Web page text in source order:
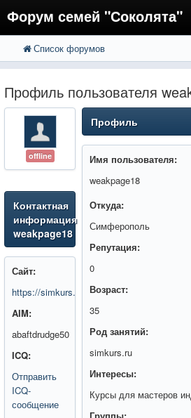
Форум семей "Соколята"
FAQ
Регистрация
Вход
Список форумов
Профиль пользователя
offline
Контактная
информация
weakpage18
Сайт:
https://simkurs.ru/
AIM:
abaftdrudge50
ICQ:
Отправить
ICQ-
сообщение
Профиль
Имя пользователя:
weakpage18
Откуда:
Симферополь
Репутация:
0
Возраст:
35
Род занятий:
simkurs.ru
Интересы:
Курсы для мастеров